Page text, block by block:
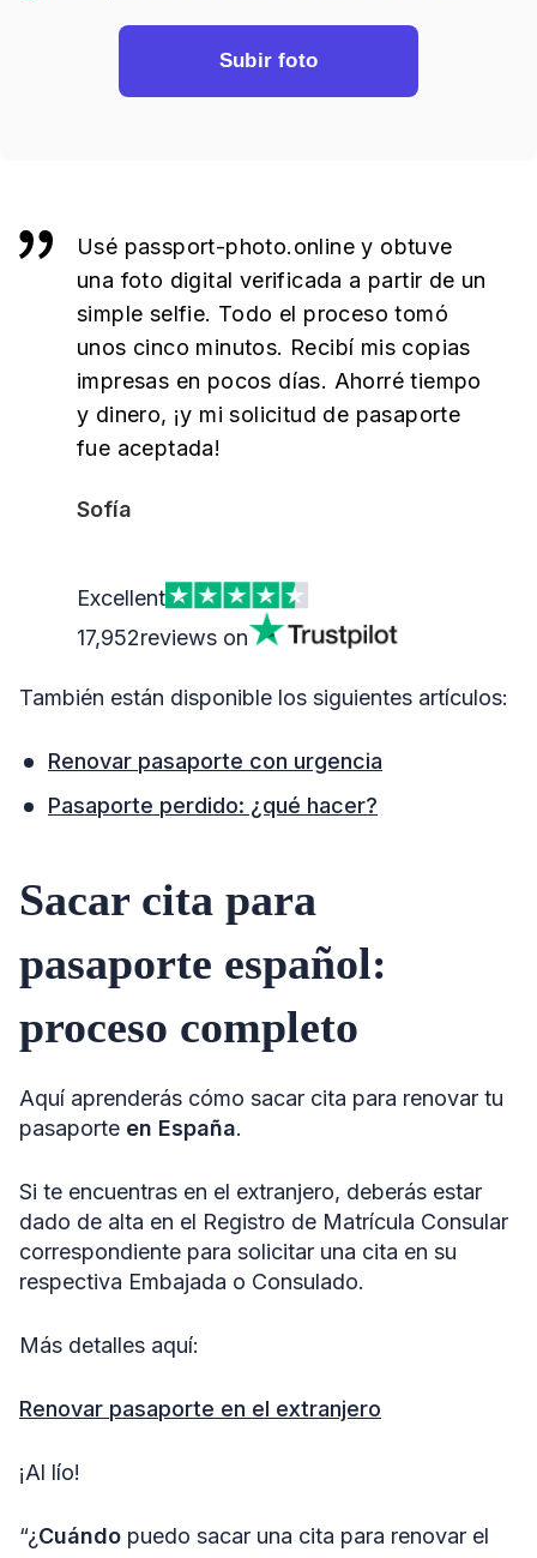
Subir foto
Usé passport-photo.online y obtuve
una foto digital verificada a partir de un
simple selfie. Todo el proceso tomó
unos cinco minutos. Recibí mis copias
impresas en pocos días. Ahorré tiempo
y dinero, ¡y mi solicitud de pasaporte
fue aceptada!
Sofía
Excellent
17,952reviews on
También están disponible los siguientes artículos:
Renovar pasaporte con urgencia
Pasaporte perdido: ¿qué hacer?
Sacar cita para
pasaporte español:
proceso completo
Aquí aprenderás cómo sacar cita para renovar tu
pasaporte en España.
Si te encuentras en el extranjero, deberás estar
dado de alta en el Registro de Matrícula Consular
correspondiente para solicitar una cita en su
respectiva Embajada o Consulado.
Más detalles aquí:
Renovar pasaporte en el extranjero
¡Al lío!
“¿Cuándo puedo sacar una cita para renovar el